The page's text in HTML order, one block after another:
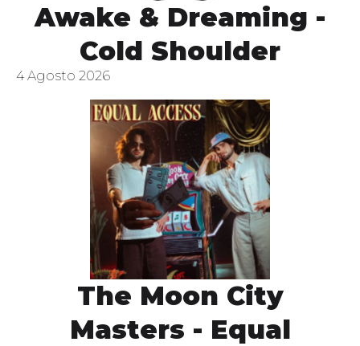
Awake & Dreaming -
Cold Shoulder
4 Agosto 2026
The Moon City
Masters - Equal